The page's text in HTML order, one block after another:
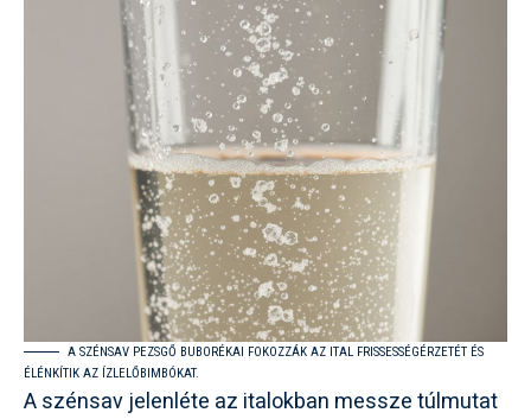
A SZÉNSAV PEZSGŐ BUBORÉKAI FOKOZZÁK AZ ITAL FRISSESSÉGÉRZETÉT ÉS
ÉLÉNKÍTIK AZ ÍZLELŐBIMBÓKAT.
A szénsav jelenléte az italokban messze túlmutat